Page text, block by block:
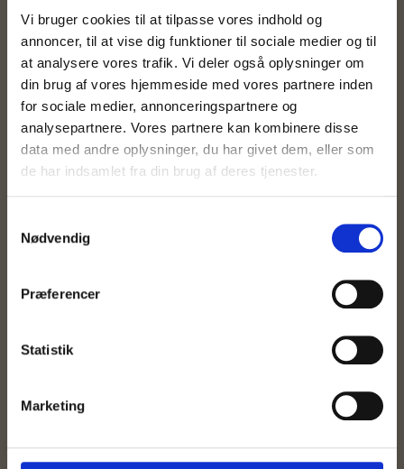
Vi bruger cookies til at tilpasse vores indhold og
annoncer, til at vise dig funktioner til sociale medier og til
at analysere vores trafik. Vi deler også oplysninger om
din brug af vores hjemmeside med vores partnere inden
for sociale medier, annonceringspartnere og
analysepartnere. Vores partnere kan kombinere disse
data med andre oplysninger, du har givet dem, eller som
de har indsamlet fra din brug af deres tjenester.
Nødvendig
Præferencer
Statistik
Marketing